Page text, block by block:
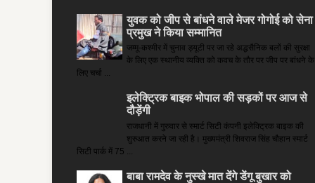
युवक को जीप से बांधने वाले मेजर गोगोई को सेना
प्रमुख ने किया सम्‍मानित
जम्मू-कश्मीर में चुनाव ड्यूटी पर जा रहे अद्धसैनिक बलों की सुरक्षा
के लिए एक स्थानीय व्यक्ति को कवच के तौर पर जीप पर बांधने के
लिए चर्चा ...
इलेक्ट्रिक बाइक भोपाल की सड़कों पर आज से
दौड़ेंगी
राजधानी में गुरुवार से स्मार्ट सिटी कंपनी इलेक्ट्रिक बाइक की
शुरुआत करने जा रही है। मुख्यमंत्री शिवराज सिंह चौहान स्मार्ट
सिटी पार्क में 75 ...
बाबा रामदेव के नुस्खे मात देंगे डेंगू बुखार को